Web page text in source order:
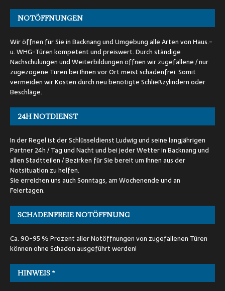
NOTÖFFNUNGEN
Wir öffnen für Sie in Backnang und Umgebung alle Arten von Haus.-
u. WHG-Türen kompetent und preiswert. Durch ständige
Nachschulungen und Weiterbildungen öffnen wir zugefallene / nur
zugezogene Türen bei Ihnen vor Ort meist schadenfrei. Somit
vermeiden wir Kosten durch neu benötigte Schließzylindern oder
Beschläge.
24H NOTDIENST
In der Regel ist der Schlüsseldienst Ludwig und seine langjährigen
Partner 24h / Tag und Nacht und bei jeder Wetter in Backnang und
allen Stadtteilen / Bezirken für Sie bereit um Ihnen aus der
Notsituation zu helfen.
Sie erreichen uns auch Sonntags, am Wochenende und an
Feiertagen.
SCHADENFREIE NOTÖFFNUNG
Ca. 90-95 % Prozent aller Notöffnungen von zugefallenen Türen
können ohne Schaden ausgeführt werden!
HINWEIS *